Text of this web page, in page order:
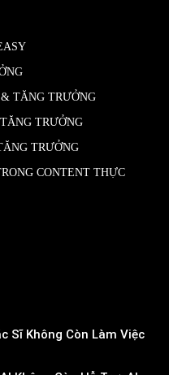
TĂNG TRƯỞNG
TRƯỞNG
TRƯỞNG
CONTENT THỰC
Sĩ Không Còn Làm Việc